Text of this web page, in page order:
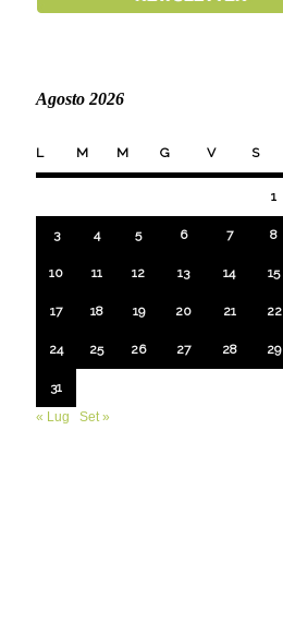
Agosto 2026
L M M G V S
1
3 4 5 6 7 8
10 11 12 13 14 15
17 18 19 20 21 22
24 25 26 27 28 29
31
« Lug
Set »